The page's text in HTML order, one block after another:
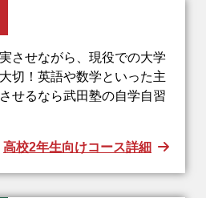
させながら、現役での大学
切！英語や数学といった主
せるなら武田塾の自学自習
高校2年生向けコース詳細